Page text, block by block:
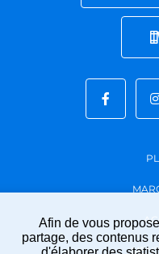
Afin de vous
partage, des contenus